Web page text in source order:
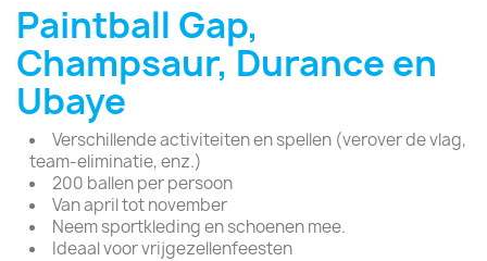
Paintball Gap,
Champsaur, Durance en
Ubaye
Verschillende activiteiten en spellen (verover de vlag,
team-eliminatie, enz.)
200 ballen per persoon
Van april tot november
Neem sportkleding en schoenen mee.
Ideaal voor vrijgezellenfeesten